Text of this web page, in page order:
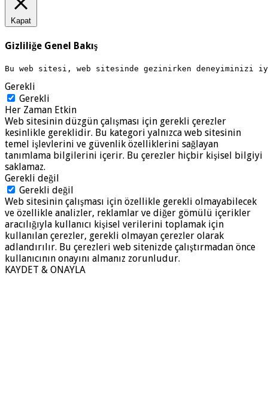
Kapat
Gizliliğe Genel Bakış
Bu web sitesi, web sitesinde gezinirken deneyiminizi
Gerekli
Gerekli
Her Zaman Etkin
Web sitesinin düzgün çalışması için gerekli çerezler
kesinlikle gereklidir. Bu kategori yalnızca web sitesinin
temel işlevlerini ve güvenlik özelliklerini sağlayan
tanımlama bilgilerini içerir. Bu çerezler hiçbir kişisel bilgiyi
saklamaz.
Gerekli değil
Gerekli değil
Web sitesinin çalışması için özellikle gerekli olmayabilecek
ve özellikle analizler, reklamlar ve diğer gömülü içerikler
aracılığıyla kullanıcı kişisel verilerini toplamak için
kullanılan çerezler, gerekli olmayan çerezler olarak
adlandırılır. Bu çerezleri web sitenizde çalıştırmadan önce
kullanıcının onayını almanız zorunludur.
KAYDET & ONAYLA